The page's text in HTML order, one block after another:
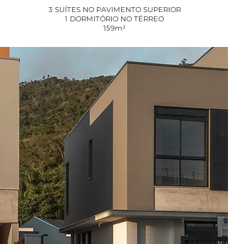
3 SUÍTES NO PAVIMENTO SUPERIOR
1 DORMITÓRIO NO TÉRREO
159m²